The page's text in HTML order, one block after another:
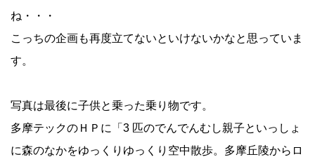
ね・・・
こっちの企画も再度立てないといけないかなと思っていま
す。
写真は最後に子供と乗った乗り物です。
多摩テックのＨＰに「3 匹のでんでんむし親子といっしょ
に森のなかをゆっくりゆっくり空中散歩。多摩丘陵からロ